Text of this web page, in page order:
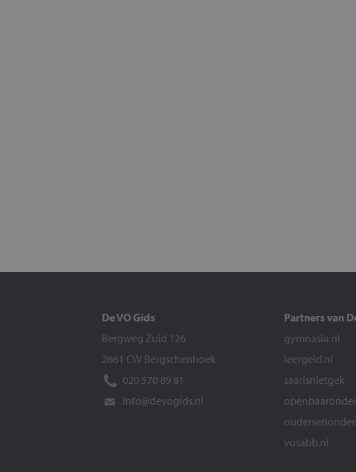
De VO Gids
Bergweg Zuid 126
2661 CW Bergschenhoek
020 570 89 81
info@devogids.nl
Partners van
gymnasia.nl
leergeld.nl
saarisnietgek
vosabb.nl